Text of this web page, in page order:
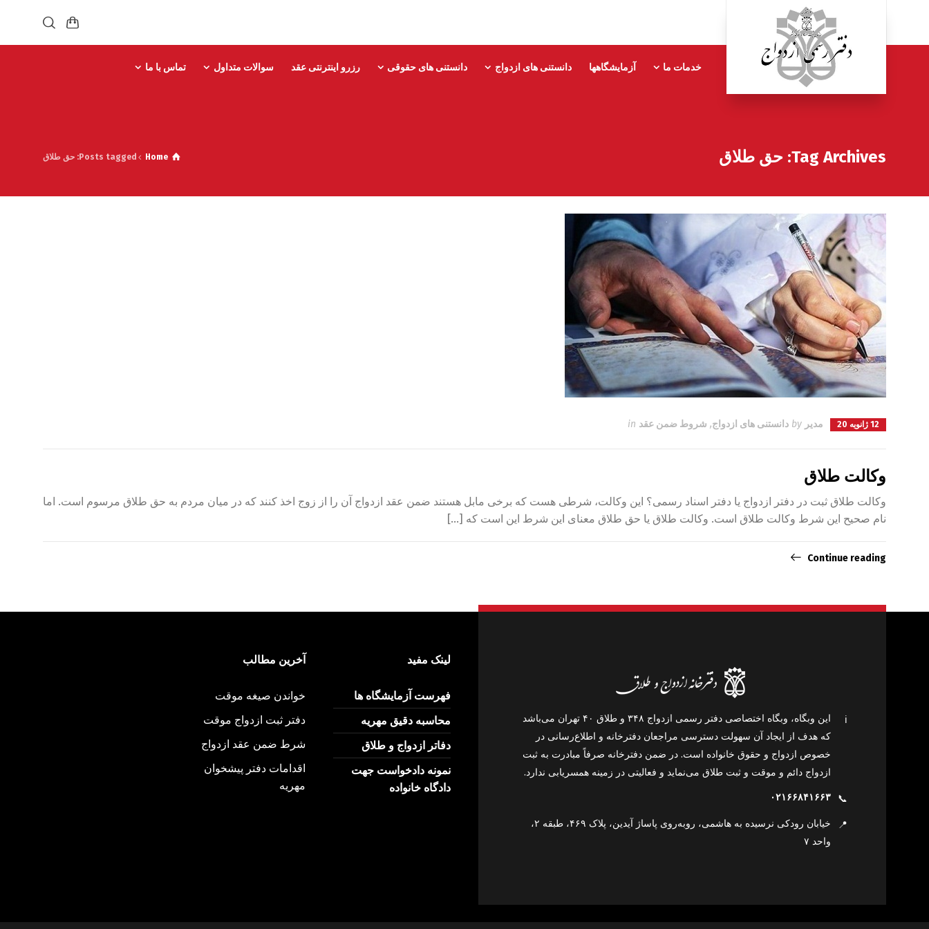
خدمات ما آزمایشگاهها دانستنی های ازدواج دانستنی های حقوقی رزرو اینترنتی عقد سوالات متداول تماس با ما
Tag Archives: حق طلاق Home Posts tagged: حق طلاق
12 ژانویه 20 مدیر دانستنی های ازدواج, شروط ضمن عقد
وکالت طلاق
وکالت طلاق ثبت در دفتر ازدواج یا دفتر اسناد رسمی؟ این وکالت، شرطی هست که برخی مابل هستند ضمن عقد ازدواج آن را از زوج اخذ کنند که در میان مردم به حق طلاق مرسوم است. اما
نام صحیح این شرط وکالت طلاق است. وکالت طلاق یا حق طلاق معنای این شرط این است که […]
Continue reading
ℹ️
این وبگاه، وبگاه اختصاصی دفتر رسمی ازدواج ۳۴۸ و طلاق ۴۰ تهران می‌باشد
که هدف از ایجاد آن سهولت دسترسی مراجعان دفترخانه و اطلاع‌رسانی در
خصوص ازدواج و حقوق خانواده است. در ضمن دفترخانه صرفاً مبادرت به ثبت
ازدواج دائم و موقت و ثبت طلاق می‌نماید و فعالیتی در زمینه همسریابی ندارد.
📞 ۰۲۱۶۶۸۴۱۶۶۳
📍
خیابان رودکی نرسیده به هاشمی، روبه‌روی پاساژ آیدین، پلاک ۴۶۹، طبقه ۲،
واحد ۷
لینک مفید
فهرست آزمایشگاه ها
محاسبه دقیق مهریه
دفاتر ازدواج و طلاق
نمونه دادخواست جهت
دادگاه خانواده
آخرین مطالب
خواندن صیغه موقت
دفتر ثبت ازدواج موقت
شرط ضمن عقد ازدواج
اقدامات دفتر پیشخوان
مهریه